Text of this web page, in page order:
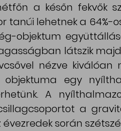
a későn fekvők
tanúi lehetnek a 64%-
objektum
látszik
nézve kiválóan
egy
A
a
során